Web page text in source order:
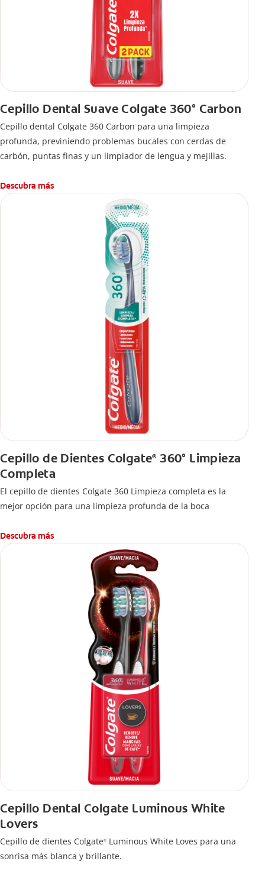
Cepillo Dental Suave Colgate 360° Carbon
Cepillo dental Colgate 360 ​​Carbon para una limpieza
profunda, previniendo problemas bucales con cerdas de
carbón, puntas finas y un limpiador de lengua y mejillas.
Descubra más
Cepillo de Dientes Colgate®360° Limpieza
Completa
El cepillo de dientes Colgate 360 Limpieza completa es la
mejor opción para una limpieza profunda de la boca
Descubra más
Cepillo Dental Colgate Luminous White
Lovers
Cepillo de dientes Colgate® Luminous White Loves para una
sonrisa más blanca y brillante.